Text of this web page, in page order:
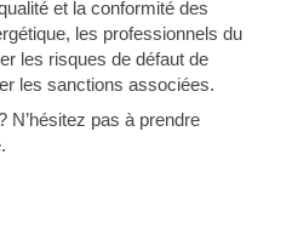
et la conformité des
les professionnels du
les risques de défaut de
les sanctions associées.
N’hésitez pas à prendre